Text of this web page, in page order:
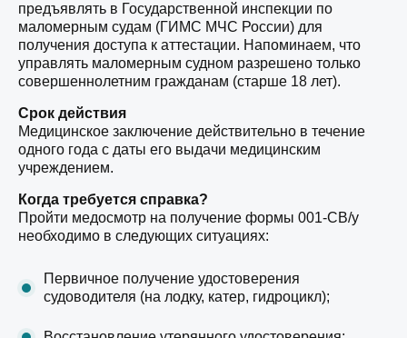
предъявлять в Государственной инспекции по
маломерным судам (ГИМС МЧС России) для
получения доступа к аттестации. Напоминаем, что
управлять маломерным судном разрешено только
совершеннолетним гражданам (старше 18 лет).
Срок действия
Медицинское заключение действительно в течение
одного года с даты его выдачи медицинским
учреждением.
Когда требуется справка?
Пройти медосмотр на получение формы 001-СВ/у
необходимо в следующих ситуациях:
Первичное получение удостоверения
судоводителя (на лодку, катер, гидроцикл);